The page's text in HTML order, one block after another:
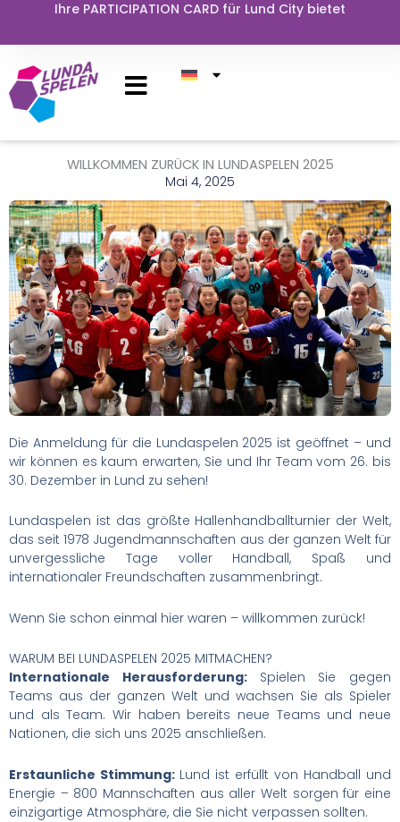
springen
Ihre PARTICIPATION CARD für Lund City bietet
WILLKOMMEN ZURÜCK IN LUNDASPELEN 2025
Mai 4, 2025
Die Anmeldung für die Lundaspelen 2025 ist geöffnet – und
wir können es kaum erwarten, Sie und Ihr Team vom 26. bis
30. Dezember in Lund zu sehen!
Lundaspelen ist das größte Hallenhandballturnier der Welt,
das seit 1978 Jugendmannschaften aus der ganzen Welt für
unvergessliche Tage voller Handball, Spaß und
internationaler Freundschaften zusammenbringt.
Wenn Sie schon einmal hier waren – willkommen zurück!
WARUM BEI LUNDASPELEN 2025 MITMACHEN?
Internationale Herausforderung: Spielen Sie gegen
Teams aus der ganzen Welt und wachsen Sie als Spieler
und als Team. Wir haben bereits neue Teams und neue
Nationen, die sich uns 2025 anschließen.
Erstaunliche Stimmung: Lund ist erfüllt von Handball und
Energie – 800 Mannschaften aus aller Welt sorgen für eine
einzigartige Atmosphäre, die Sie nicht verpassen sollten.